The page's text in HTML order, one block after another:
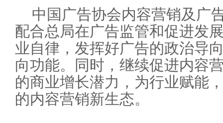
中国广告协会内容营销及广
配合总局在广告监管和促进发
业自律，发挥好广告的政治导
向功能。同时，继续促进内容
的商业增长潜力，为行业赋能
的内容营销新生态。